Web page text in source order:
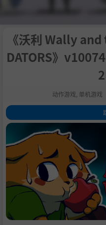
《沃利 Wally and
DATORS》
动作游戏 单机游戏
1.关于这款游戏
[列表]
系统需求
4.支持作者
学习